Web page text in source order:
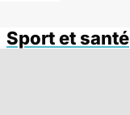
Sport et santé